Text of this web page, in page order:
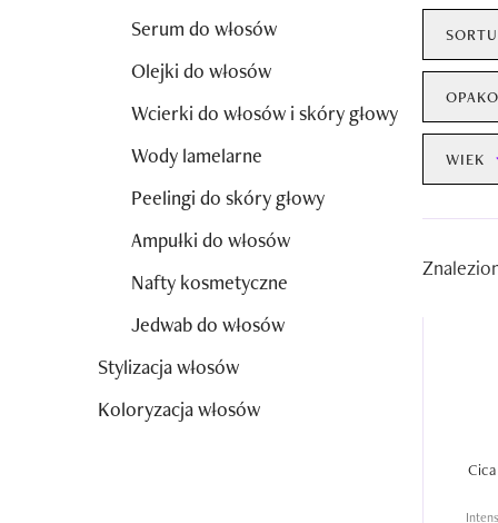
Serum do włosów
Olejki do włosów
Wcierki do włosów i skóry głowy
Wody lamelarne
Peelingi do skóry głowy
Ampułki do włosów
Nafty kosmetyczne
Jedwab do włosów
Stylizacja włosów
Koloryzacja włosów
WIEK